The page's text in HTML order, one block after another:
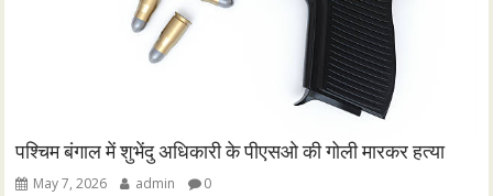
पश्चिम बंगाल में शुभेंदु अधिकारी के पीएसओ की गोली मारकर हत्या
May 7, 2026 admin 0